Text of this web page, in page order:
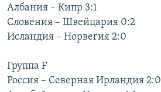
Албания – Кипр 3:1
Словения – Швейцария 0:2
Исландия – Норвегия 2:0
Группа F
Россия – Северная Ирландия 2:0